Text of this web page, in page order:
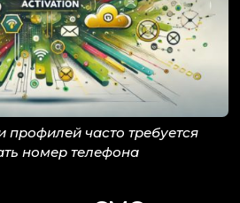
профилей часто требуется
номер телефона